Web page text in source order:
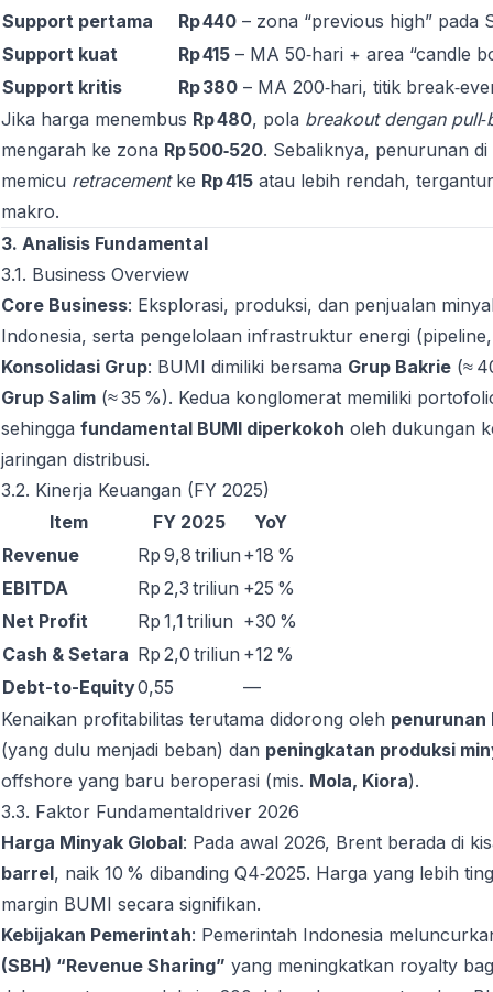
Support pertama
Rp 440 – zona “previous high” pada
Support kuat
Rp 415 – MA 50‑hari + area “candle
Support kritis
Rp 380 – MA 200‑hari, titik
Jika harga menembus Rp 480, pola breakout dengan
mengarah ke zona Rp 500‑520. Sebaliknya, penurunan di
memicu retracementke Rp 415 atau lebih rendah,
makro.
3. Analisis Fundamental
3.1. Business Overview
Core Business: Eksplorasi, produksi, dan penjualan
Indonesia, serta pengelolaan infrastruktur energi
Konsolidasi Grup: BUMI dimiliki bersama Grup Bakrie (≈
Grup Salim (≈ 35 %). Kedua konglomerat memiliki
sehingga fundamental BUMI diperkokoh oleh dukungan
jaringan distribusi.
3.2. Kinerja Keuangan (FY 2025)
Item
FY 2025
YoY
Revenue
Rp 9,8 triliun +18 %
EBITDA
Rp 2,3 triliun +25 %
Net Profit
Rp 1,1 triliun +30 %
Cash & Setara Rp 2,0 triliun +12 %
Debt-to-Equity0,55
—
Kenaikan profitabilitas terutama didorong oleh penurunan
(yang dulu menjadi beban) dan peningkatan produksi
offshore yang baru beroperasi (mis. Mola, Kiora).
3.3. Faktor Fundamentaldriver 2026
Harga Minyak Global: Pada awal 2026, Brent berada di
barrel, naik 10 % dibanding Q4‑2025. Harga yang lebih
margin BUMI secara signifikan.
Kebijakan Pemerintah: Pemerintah Indonesia
(SBH) “Revenue Sharing” yang meningkatkan royalty